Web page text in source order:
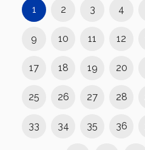
1 2 3 4
9 10 11 12
17 18 19 20
25 26 27 28
33 34 35 36